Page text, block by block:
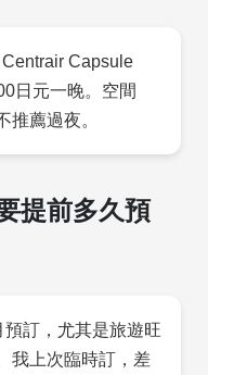
Capsule
日元一晚。空間
推薦過夜。
提前多久預
訂，尤其是旅遊旺
我上次臨時訂，差